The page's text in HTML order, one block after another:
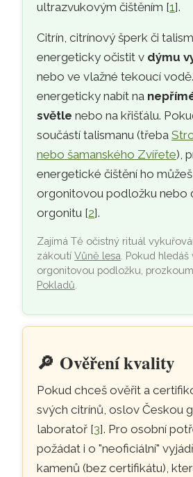
ultrazvukovým čištěním [1].
Citrín, citrínový šperk či
energeticky očistit v dýmu
nebo ve vlažné tekoucí
energeticky nabít na
světle nebo na křišťálu.
součástí talismanu (třeba
nebo šamanského Zvířete),
energetické čištění ho
orgonitovou podložku nebo
orgonitu [2].
Zajímá Tě očistný rituál
zákoutíVůně lesa . Pokud
orgonitovou podložku,
Pokladů
🔎 Ověření kvality
Pokud chceš ověřit a
svých citrínů, oslov Českou
laboratoř [3]. Pro osobní
požádat i o "neoficiální"
kamenů (bez certifikátu),